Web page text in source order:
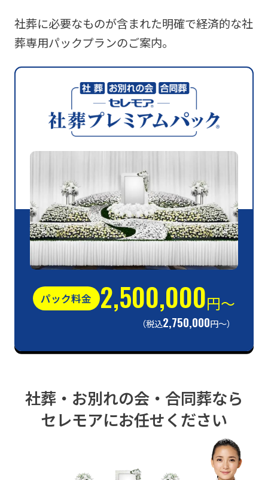
社葬に必要なものが含まれた明確で経済的な社
葬専用パックプランのご案内。
パック料金 2,500,000円〜
（税込2,750,000円〜）
社葬・お別れの会・合同葬なら
セレモアにお任せください